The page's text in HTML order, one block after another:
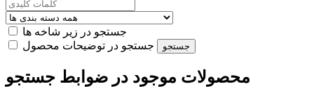
جستجو در زیر شاخه ها
جستجو در توضیحات محصول
محصولات موجود در ضوابط جستجو